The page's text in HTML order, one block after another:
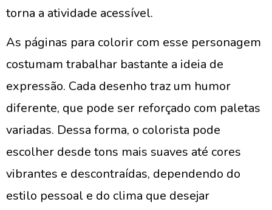
torna a atividade acessível.
As páginas para colorir com esse personagem
costumam trabalhar bastante a ideia de
expressão. Cada desenho traz um humor
diferente, que pode ser reforçado com paletas
variadas. Dessa forma, o colorista pode
escolher desde tons mais suaves até cores
vibrantes e descontraídas, dependendo do
estilo pessoal e do clima que desejar